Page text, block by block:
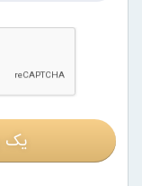
یک